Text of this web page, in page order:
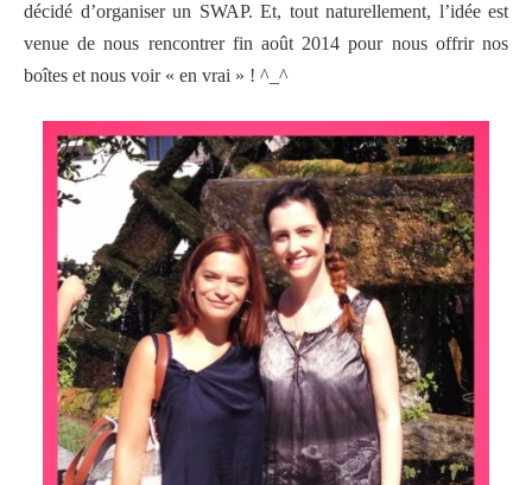
décidé d’organiser un SWAP. Et, tout naturellement, l’idée est
venue de nous rencontrer fin août 2014 pour nous offrir nos
boîtes et nous voir « en vrai » ! ^_^